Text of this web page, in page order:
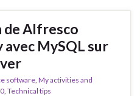
Alfresco
MySQL sur
software My activities and
Technical tips